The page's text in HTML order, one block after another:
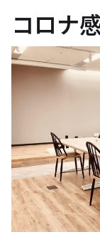
コロナ